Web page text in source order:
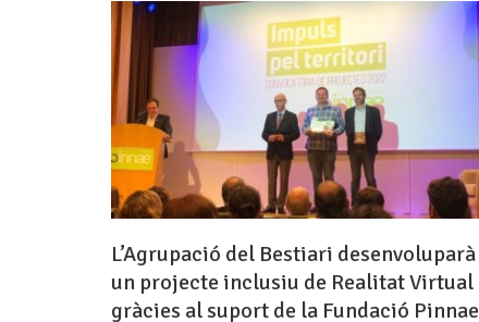
L’Agrupació del Bestiari desenvoluparà
un projecte inclusiu de Realitat Virtual
gràcies al suport de la Fundació Pinnae